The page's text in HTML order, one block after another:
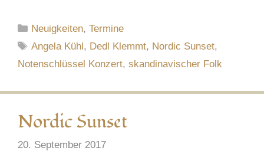
Kategorien
Neuigkeiten,Termine
Schlagwörter
Angela Kühl, Dedl Klemmt, Nordic Sunset,
Notenschlüssel Konzert, skandinavischer Folk
Nordic Sunset
20. September 2017